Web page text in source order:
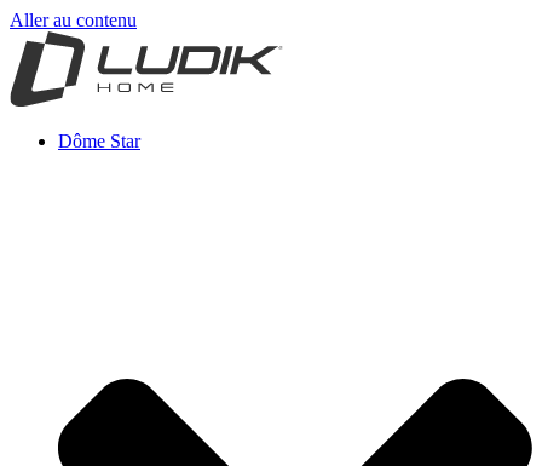
Aller au contenu
Dôme Star